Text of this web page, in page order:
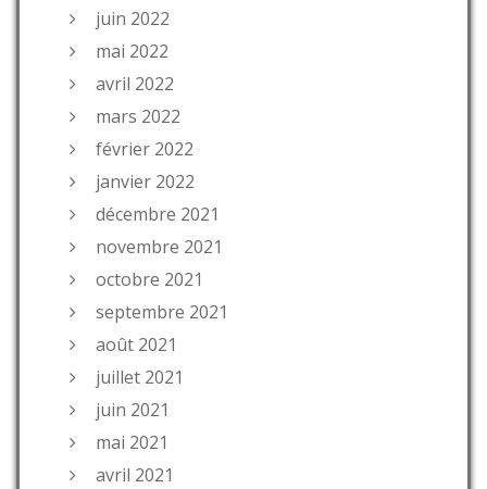
juin 2022
mai 2022
avril 2022
mars 2022
février 2022
janvier 2022
décembre 2021
novembre 2021
octobre 2021
septembre 2021
août 2021
juillet 2021
juin 2021
mai 2021
avril 2021